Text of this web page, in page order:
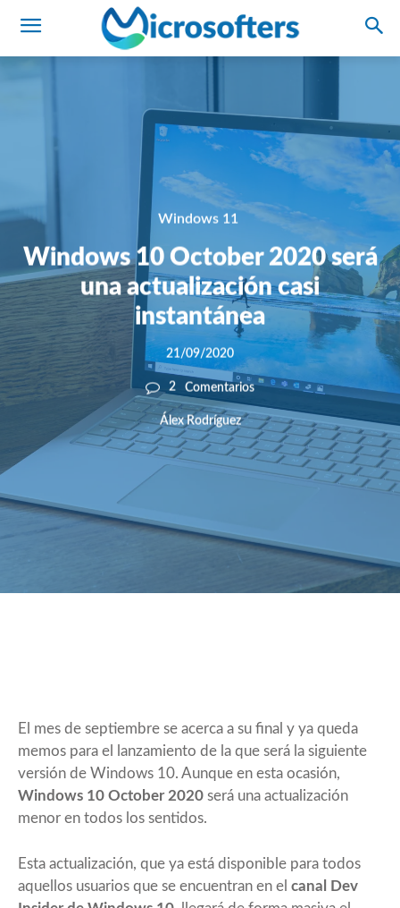
Windows 11
Windows 10 October 2020 será
una actualización casi
instantánea
21/09/2020
2 Comentarios
Álex Rodríguez
El mes de septiembre se acerca a su final y ya queda
memos para el lanzamiento de la que será la siguiente
versión de Windows 10. Aunque en esta ocasión,
Windows 10 October 2020 será una actualización
menor en todos los sentidos.
Esta actualización, que ya está disponible para todos
aquellos usuarios que se encuentran en el canal Dev